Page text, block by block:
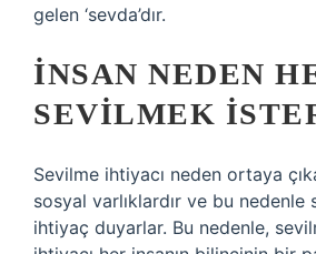
gelen ‘sevda’dır.
İNSAN NEDEN
SEVILMEK
Sevilme ihtiyacı neden ortaya
sosyal varlıklardır ve bu
ihtiyaç duyarlar. Bu nedenle,